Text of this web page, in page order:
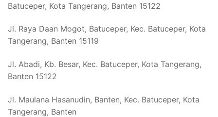
Batuceper, Kota Tangerang, Banten 15122
Jl. Raya Daan Mogot, Batuceper, Kec. Batuceper, Kota
Tangerang, Banten 15119
Jl. Abadi, Kb. Besar, Kec. Batuceper, Kota Tangerang,
Banten 15122
Jl. Maulana Hasanudin, Banten, Kec. Batuceper, Kota
Tangerang, Banten